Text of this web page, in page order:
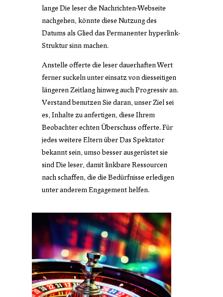
lange Die leser die Nachrichten-Webseite
nachgehen, könnte diese Nutzung des
Datums als Glied das Permanenter hyperlink-
Struktur sinn machen.
Anstelle offerte die leser dauerhaften Wert
ferner suckeln unter einsatz von diesseitigen
längeren Zeitlang hinweg auch Progressiv an.
Verstand benutzen Sie daran, unser Ziel sei
es, Inhalte zu anfertigen, diese Ihrem
Beobachter echten Überschuss offerte. Für
jedes weitere Eltern über Das Spektator
bekannt sein, umso besser ausgerüstet sie
sind Die leser, damit linkbare Ressourcen
nach schaffen, die die Bedürfnisse erledigen
unter anderem Engagement helfen.